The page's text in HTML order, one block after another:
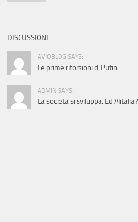
DISCUSSIONI
AVIOBLOG SAYS:
Le prime ritorsioni di Putin
ADMIN SAYS:
La società si sviluppa. Ed Alitalia?